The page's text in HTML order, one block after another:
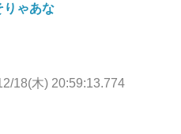
りゃあな
18(木) 20:59:13.774